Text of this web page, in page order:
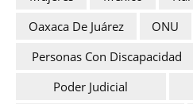
Oaxaca De Juárez
ONU
Personas Con Discapacidad
Poder Judicial